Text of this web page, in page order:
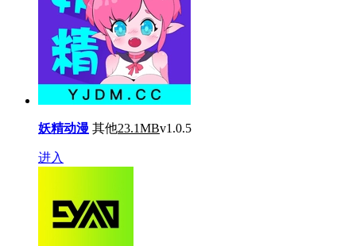
妖精动漫 其他23.1MBv1.0.5
进入